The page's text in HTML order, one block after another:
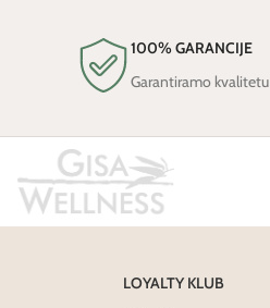
100% GARANCIJE
Garantiramo kvalitetu
LOYALTY KLUB